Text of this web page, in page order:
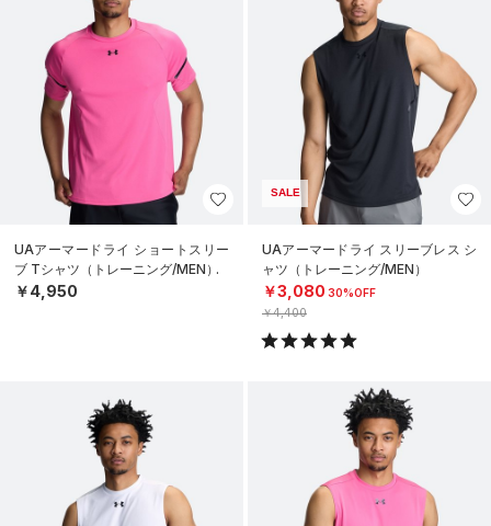
UAアーマードライ ショートスリー
ブ Tシャツ（トレーニング/MEN）
￥4,950
SALE
UAアーマードライ スリーブレス シ
ャツ（トレーニング/MEN）
￥3,080 30%OFF
￥4,400